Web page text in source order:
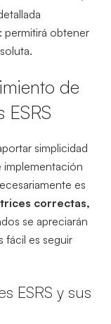
permitirá obtener
de
ESRS
simplicidad
implementación
es
correctas,
se apreciarán
fácil es seguir
ESRS y sus